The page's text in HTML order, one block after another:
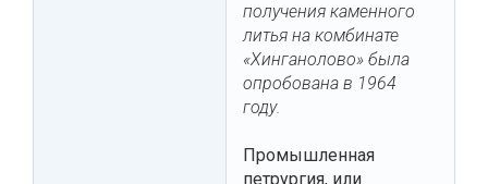
получения каменного
литья на комбинате
«Хинганолово» была
опробована в 1964
году.
Промышленная
петрургия, или